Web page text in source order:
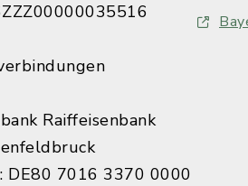
Raiffeisenbank
DE80 7016 3370 0000